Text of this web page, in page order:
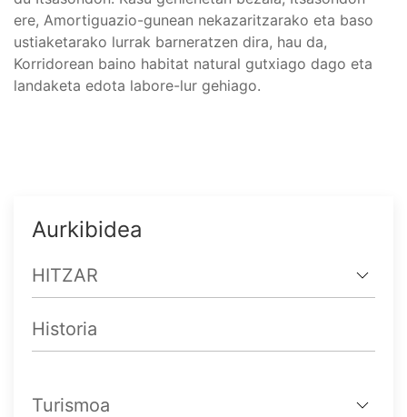
ere, Amortiguazio-gunean nekazaritzarako eta baso
ustiaketarako lurrak barneratzen dira, hau da,
Korridorean baino habitat natural gutxiago dago eta
landaketa edota labore-lur gehiago.
Aurkibidea
HITZAR
Historia
Turismoa